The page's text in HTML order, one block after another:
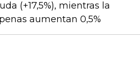
(+17,5%), mientras la
aumentan 0,5%